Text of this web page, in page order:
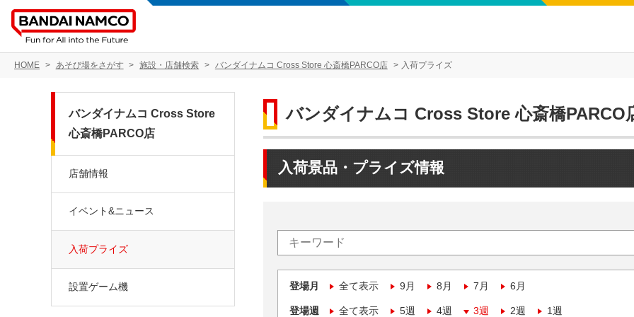
HOME あそび場をさがす 施設・店舗検索 バンダイナムコ Cross Store 心斎橋PARCO店 入荷プライズ
バンダイナムコ Cross Store 心斎橋PARCO
入荷景品・プライズ情報
登場月 全て表示 9月 8月 7月 6月
登場週 全て表示 5週 4週 3週 2週 1週
バンダイナムコ Cross Store
心斎橋PARCO店
店舗情報
イベント&ニュース
入荷プライズ
設置ゲーム機